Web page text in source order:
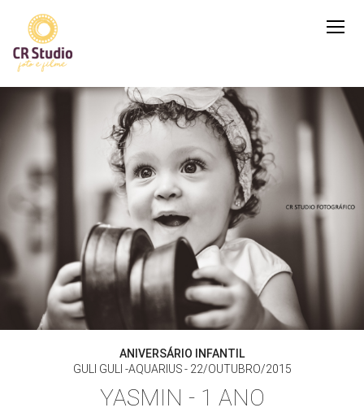
ANIVERSÁRIO INFANTIL
GULI GULI -AQUARIUS
22/OUTUBRO/2015
YASMIN - 1 ANO